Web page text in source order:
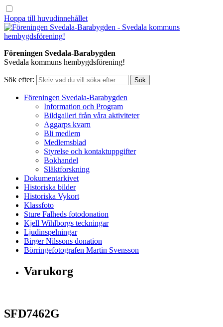
Hoppa till huvudinnehållet
Föreningen Svedala-Barabygden
Svedala kommuns hembygdsförening!
Sök efter:
Föreningen Svedala-Barabygden
Information och Program
Bildgalleri från våra aktiviteter
Aggarps kvarn
Bli medlem
Medlemsblad
Styrelse och kontaktuppgifter
Bokhandel
Släktforskning
Dokumentarkivet
Historiska bilder
Historiska Vykort
Klassfoto
Sture Falheds fotodonation
Kjell Wihlborgs teckningar
Ljudinspelningar
Birger Nilssons donation
Börringefotografen Martin Svensson
Varukorg
SFD7462G